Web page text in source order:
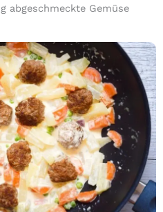
abgeschmeckte Gemüse